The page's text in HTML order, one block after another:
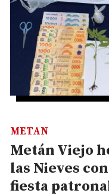
Metán Viejo
las Nieves
fiesta
METAN